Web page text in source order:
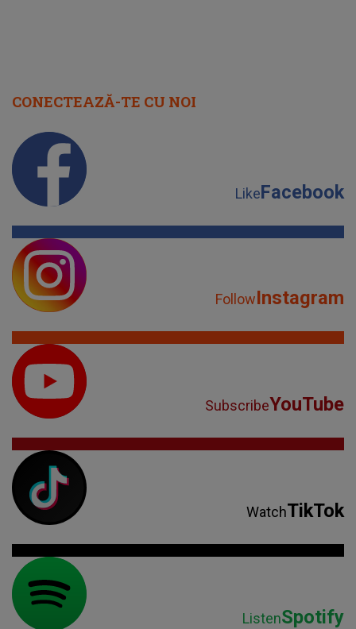
CONECTEAZĂ-TE CU NOI
LikeFacebook
FollowInstagram
SubscribeYouTube
WatchTikTok
ListenSpotify